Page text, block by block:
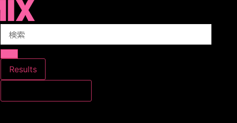
Search
Results